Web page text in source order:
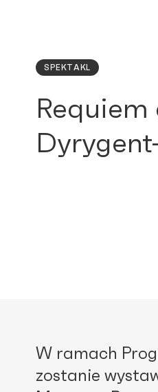
SPEKTAKL
Requiem
W ramach
zostanie